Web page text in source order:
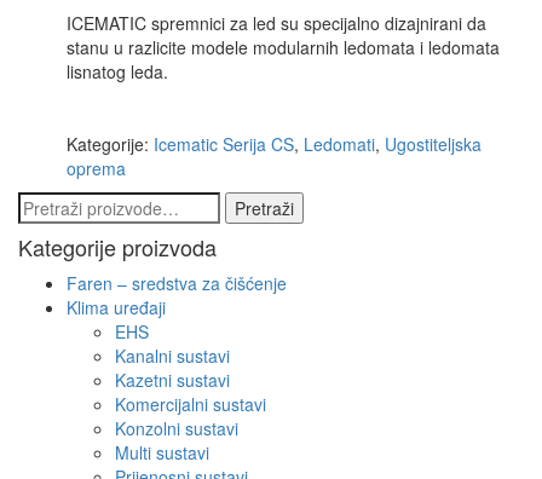
ICEMATIC spremnici za led su specijalno dizajnirani da
stanu u razlicite modele modularnih ledomata i ledomata
lisnatog leda.
Kategorije: Icematic Serija CS, Ledomati, Ugostiteljska
oprema
Pretraži:
Pretraži
Kategorije proizvoda
Faren – sredstva za čišćenje
Klima uređaji
EHS
Kanalni sustavi
Kazetni sustavi
Komercijalni sustavi
Konzolni sustavi
Multi sustavi